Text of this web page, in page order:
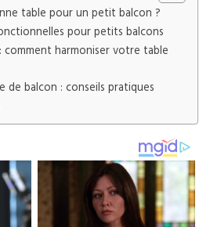
table pour un petit balcon ?
pour petits balcons
harmoniser votre table
balcon : conseils pratiques